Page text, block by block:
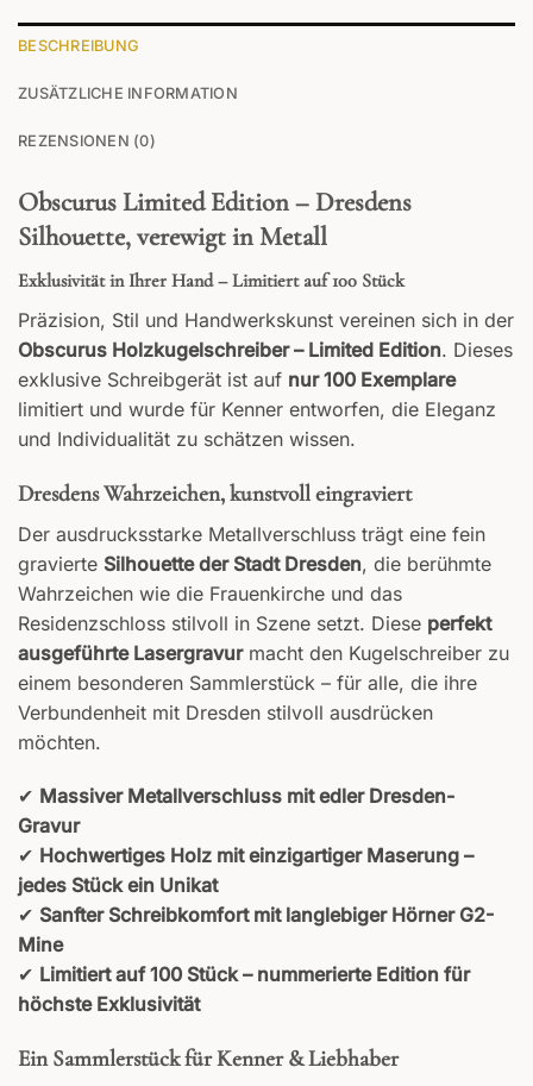
BESCHREIBUNG
ZUSÄTZLICHE INFORMATION
REZENSIONEN (0)
Obscurus Limited Edition – Dresdens
Silhouette, verewigt in Metall
Exklusivität in Ihrer Hand – Limitiert auf 100 Stück
Präzision, Stil und Handwerkskunst vereinen sich in der
Obscurus Holzkugelschreiber – Limited Edition. Dieses
exklusive Schreibgerät ist auf nur 100 Exemplare
limitiert und wurde für Kenner entworfen, die Eleganz
und Individualität zu schätzen wissen.
Dresdens Wahrzeichen, kunstvoll eingraviert
Der ausdrucksstarke Metallverschluss trägt eine fein
gravierte Silhouette der Stadt Dresden, die berühmte
Wahrzeichen wie die Frauenkirche und das
Residenzschloss stilvoll in Szene setzt. Diese perfekt
ausgeführte Lasergravurmacht den Kugelschreiber zu
einem besonderen Sammlerstück – für alle, die ihre
Verbundenheit mit Dresden stilvoll ausdrücken
möchten.
✔ Massiver Metallverschluss mit edler Dresden-
Gravur
✔ Hochwertiges Holz mit einzigartiger Maserung –
jedes Stück ein Unikat
✔ Sanfter Schreibkomfort mit langlebiger Hörner G2-
Mine
✔ Limitiert auf 100 Stück – nummerierte Edition für
höchste Exklusivität
Ein Sammlerstück für Kenner & Liebhaber